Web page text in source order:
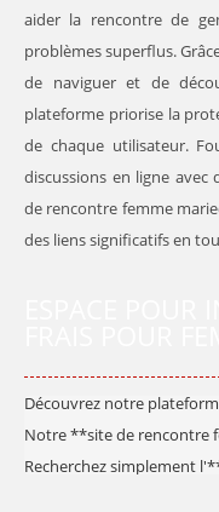
aider la rencontre de
problèmes superflus.
de naviguer et de
plateforme priorise la
de chaque utilisateur.
discussions en ligne
de rencontre femme
des liens significatifs en
Découvrez notre
Notre **site de rencontre
Recherchez simplement